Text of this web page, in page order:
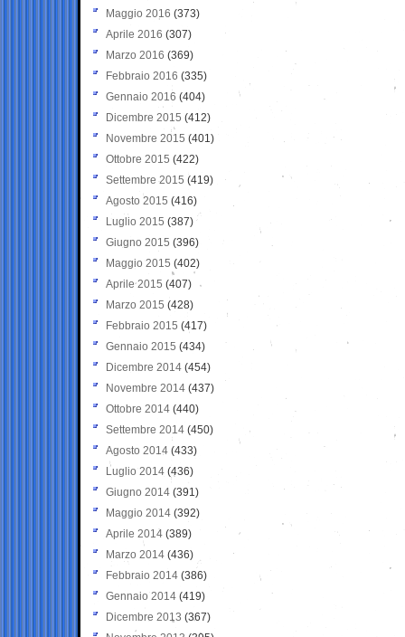
Maggio 2016 (373)
Aprile 2016 (307)
Marzo 2016 (369)
Febbraio 2016 (335)
Gennaio 2016 (404)
Dicembre 2015 (412)
Novembre 2015 (401)
Ottobre 2015 (422)
Settembre 2015 (419)
Agosto 2015 (416)
Luglio 2015 (387)
Giugno 2015 (396)
Maggio 2015 (402)
Aprile 2015 (407)
Marzo 2015 (428)
Febbraio 2015 (417)
Gennaio 2015 (434)
Dicembre 2014 (454)
Novembre 2014 (437)
Ottobre 2014 (440)
Settembre 2014 (450)
Agosto 2014 (433)
Luglio 2014 (436)
Giugno 2014 (391)
Maggio 2014 (392)
Aprile 2014 (389)
Marzo 2014 (436)
Febbraio 2014 (386)
Gennaio 2014 (419)
Dicembre 2013 (367)